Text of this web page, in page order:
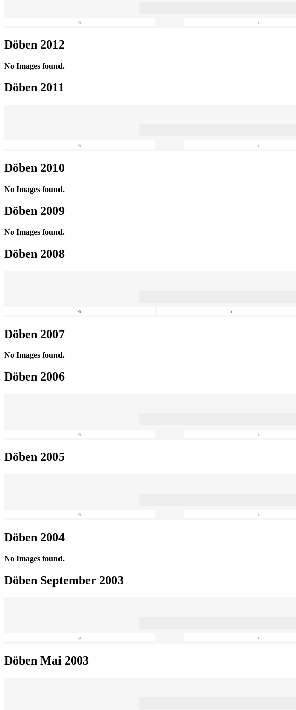
« ‹
Döben 2012
No Images found.
Döben 2011
« ‹
Döben 2010
No Images found.
Döben 2009
No Images found.
Döben 2008
« ‹
Döben 2007
No Images found.
Döben 2006
« ‹
Döben 2005
« ‹
Döben 2004
No Images found.
Döben September 2003
« ‹
Döben Mai 2003